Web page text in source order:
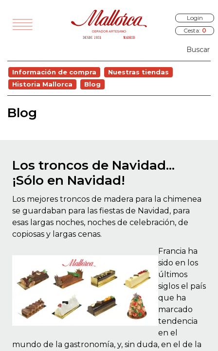
Login
Cesta: 0
Información de compra
Nuestras tiendas
Historia Mallorca
Blog
GLUTEN
Blog
Los troncos de Navidad...
¡Sólo en Navidad!
Los mejores troncos de madera para la chimenea
se guardaban para las fiestas de Navidad, para
esas largas noches, noches de celebración, de
copiosas y largas cenas.
Francia ha
sido en los
últimos
siglos el país
que ha
marcado
tendencia
en el
mundo de la gastronomía, y, sin duda, en el de la